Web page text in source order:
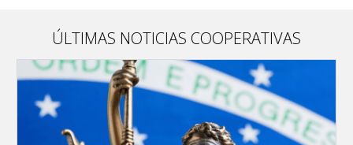
ÚLTIMAS NOTICIAS COOPERATIVAS